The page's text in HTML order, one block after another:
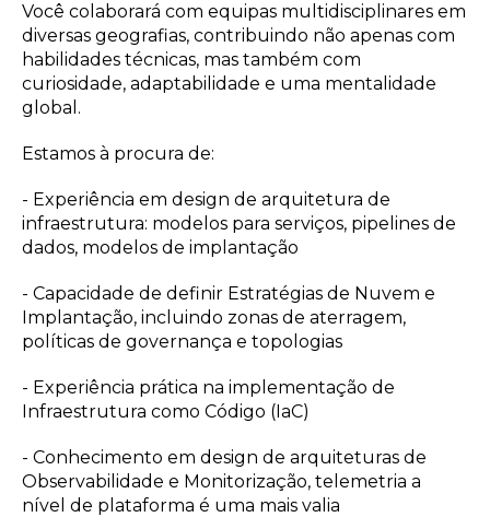
Você colaborará com equipas multidisciplinares em
diversas geografias, contribuindo não apenas com
habilidades técnicas, mas também com
curiosidade, adaptabilidade e uma mentalidade
global.
Estamos à procura de:
- Experiência em design de arquitetura de
infraestrutura: modelos para serviços, pipelines de
dados, modelos de implantação
- Capacidade de definir Estratégias de Nuvem e
Implantação, incluindo zonas de aterragem,
políticas de governança e topologias
- Experiência prática na implementação de
Infraestrutura como Código (IaC)
- Conhecimento em design de arquiteturas de
Observabilidade e Monitorização, telemetria a
nível de plataforma é uma mais valia